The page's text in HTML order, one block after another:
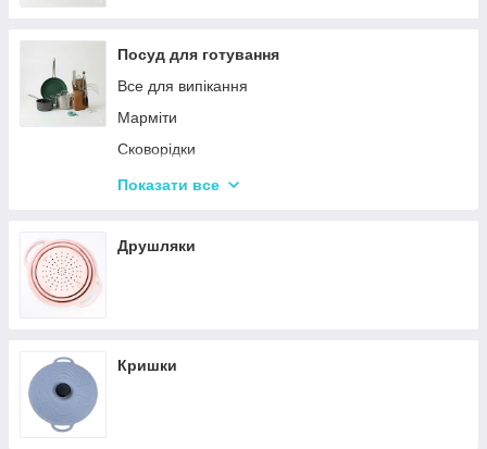
Посуд для готування
Все для випікання
Марміти
Сковорідки
Ківші
Показати все
Друшляки
Кришки